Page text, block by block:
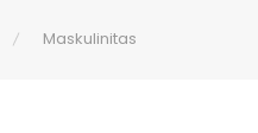
Maskulinitas